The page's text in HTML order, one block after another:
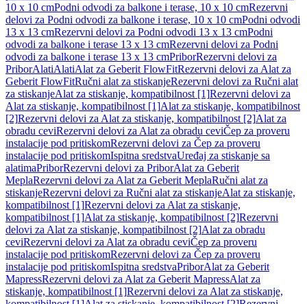
10 x 10 cmPodni odvodi za balkone i terase, 10 x 10 cmRezervni
delovi za Podni odvodi za balkone i terase, 10 x 10 cmPodni odvodi
13 x 13 cmRezervni delovi za Podni odvodi 13 x 13 cmPodni
odvodi za balkone i terase 13 x 13 cmRezervni delovi za Podni
odvodi za balkone i terase 13 x 13 cmPriborRezervni delovi za
PriborAlatiAlatiAlat za Geberit FlowFitRezervni delovi za Alat za
Geberit FlowFitRučni alat za stiskanjeRezervni delovi za Ručni alat
za stiskanjeAlat za stiskanje, kompatibilnost [1]Rezervni delovi za
Alat za stiskanje, kompatibilnost [1]Alat za stiskanje, kompatibilnost
[2]Rezervni delovi za Alat za stiskanje, kompatibilnost [2]Alat za
obradu ceviRezervni delovi za Alat za obradu ceviČep za proveru
instalacije pod pritiskomRezervni delovi za Čep za proveru
instalacije pod pritiskomIspitna sredstvaUređaj za stiskanje sa
alatimaPriborRezervni delovi za PriborAlat za Geberit
MeplaRezervni delovi za Alat za Geberit MeplaRučni alat za
stiskanjeRezervni delovi za Ručni alat za stiskanjeAlat za stiskanje,
kompatibilnost [1]Rezervni delovi za Alat za stiskanje,
kompatibilnost [1]Alat za stiskanje, kompatibilnost [2]Rezervni
delovi za Alat za stiskanje, kompatibilnost [2]Alat za obradu
ceviRezervni delovi za Alat za obradu ceviČep za proveru
instalacije pod pritiskomRezervni delovi za Čep za proveru
instalacije pod pritiskomIspitna sredstvaPriborAlat za Geberit
MapressRezervni delovi za Alat za Geberit MapressAlat za
stiskanje, kompatibilnost [1]Rezervni delovi za Alat za stiskanje,